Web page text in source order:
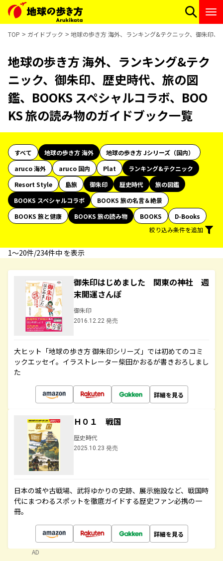
TOP ガイドブック 地球の歩き方 海外、ランキング&テクニック、御朱印
地球の歩き方 海外、ランキング&テク
ニック、御朱印、歴史時代、旅の図
鑑、BOOKS スペシャルコラボ、BOO
KS 旅の読み物のガイドブック一覧
すべて 地球の歩き方 海外
地球の歩き方 Jシリーズ（国内）
aruco 海外
aruco 国内 Plat
ランキング&テクニック
Resort Style
島旅 御朱印 歴史時代
旅の図鑑
BOOKS スペシャルコラボ
BOOKS 旅の名言＆絶景
BOOKS 旅と健康
BOOKS 旅の読み物 BOOKS
D-Books
絞り込み条件を追加
1〜20件/234件中 を表示
御朱印はじめました 関東の神社 週
末開運さんぽ
御朱印
2016.12.22 発売
大ヒット「地球の歩き方 御朱印シリーズ」では初めてのコミ
ックエッセイ。イラストレーター柴田かおるが書きおろしまし
た
詳細を見る
Ｈ０１ 戦国
歴史時代
2025.10.23 発売
日本の城や古戦場、武将ゆかりの史跡、展示施設など、戦国時
代にまつわるスポットを徹底ガイドする歴史ファン必携の一
冊。
詳細を見る
AD